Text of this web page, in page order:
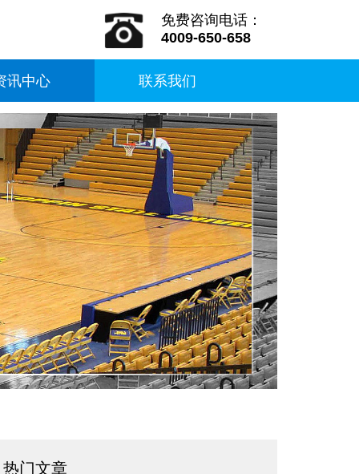
免费咨询电话：
4009-650-658
讯中心 联系我们
热门文章